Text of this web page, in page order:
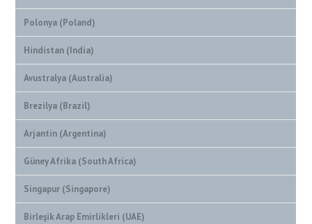
Polonya (Poland)
Hindistan (India)
Avustralya (Australia)
Brezilya (Brazil)
Arjantin (Argentina)
Güney Afrika (South Africa)
Singapur (Singapore)
Birleşik Arap Emirlikleri (UAE)